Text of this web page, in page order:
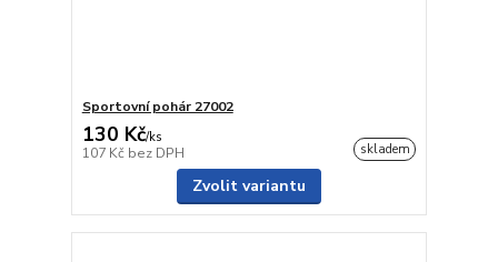
Sportovní pohár 27002
130 Kč/ks
107 Kč bez DPH skladem
Zvolit variantu